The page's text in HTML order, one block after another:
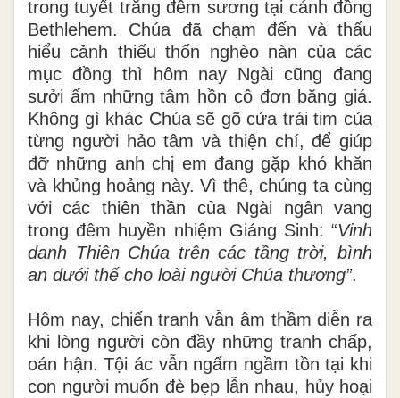
trong tuyết trắng đêm sương tại cánh đồng
Bethlehem. Chúa đã chạm đến và thấu
hiểu cảnh thiếu thốn nghèo nàn của các
mục đồng thì hôm nay Ngài cũng đang
sưởi ấm những tâm hồn cô đơn băng giá.
Không gì khác Chúa sẽ gõ cửa trái tim của
từng người hảo tâm và thiện chí, để giúp
đỡ những anh chị em đang gặp khó khăn
và khủng hoảng này. Vì thế, chúng ta cùng
với các thiên thần của Ngài ngân vang
trong đêm huyền nhiệm Giáng Sinh: “Vinh
danh Thiên Chúa trên các tầng trời, bình
an dưới thế cho loài người Chúa thương”.
Hôm nay, chiến tranh vẫn âm thầm diễn ra
khi lòng người còn đầy những tranh chấp,
oán hận. Tội ác vẫn ngấm ngầm tồn tại khi
con người muốn đè bẹp lẫn nhau, hủy hoại